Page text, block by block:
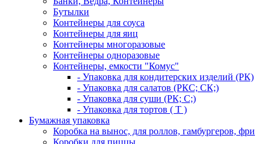
Бутылки
Контейнеры для соуса
Контейнеры для яиц
Контейнеры многоразовые
Контейнеры одноразовые
Контейнеры, емкости "Комус"
- Упаковка для кондитерских изделий (РК)
- Упаковка для салатов (РКС; СК;)
- Упаковка для суши (РК; С;)
- Упаковка для тортов ( Т )
Бумажная упаковка
Коробка на вынос, для роллов, гамбургеров, фри
Коробки для пиццы